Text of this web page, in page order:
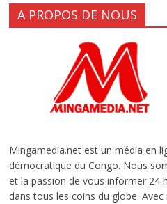
A PROPOS DE NOUS
Mingamedia.net est un média en
démocratique du Congo. Nous
et la passion de vous informer 24
dans tous les coins du globe. Avec